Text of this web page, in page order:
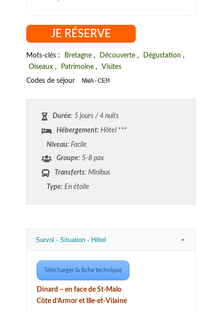
JE RÉSERVE
Mots-clés : Bretagne, Découverte, Dégustation ,
Oiseaux, Patrimoine,
Visites
Codes de séjour
NWA-CEM
Durée: 5 jours / 4 nuits
Hébergement: Hôtel ***
Niveau: Facile
Groupe: 5-8 pax
Transferts: Minibus
Type: En étoile
Survol - Situation - Hôtel
Télécharger la fiche technique
Dinard – en face de St-Malo
Côte d’Armor et Ille-et-Vilaine